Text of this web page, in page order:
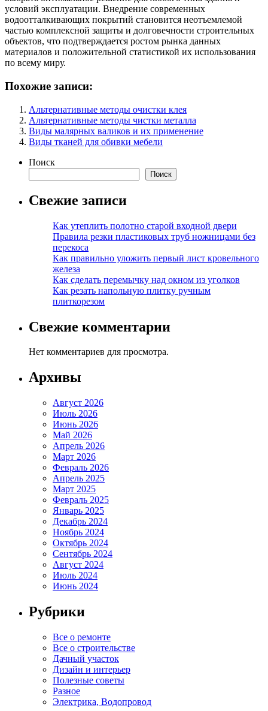
условий эксплуатации. Внедрение современных
водоотталкивающих покрытий становится неотъемлемой
частью комплексной защиты и долговечности строительных
объектов, что подтверждается ростом рынка данных
материалов и положительной статистикой их использования
по всему миру.
Похожие записи:
Альтернативные методы очистки клея
Альтернативные методы чистки металла
Виды малярных валиков и их применение
Виды тканей для обивки мебели
Поиск
Поиск
Свежие записи
Как утеплить полотно старой входной двери
Правила резки пластиковых труб ножницами без
перекоса
Как правильно уложить первый лист кровельного
железа
Как сделать перемычку над окном из уголков
Как резать напольную плитку ручным
плиткорезом
Свежие комментарии
Нет комментариев для просмотра.
Архивы
Август 2026
Июль 2026
Июнь 2026
Май 2026
Апрель 2026
Март 2026
Февраль 2026
Апрель 2025
Март 2025
Февраль 2025
Январь 2025
Декабрь 2024
Ноябрь 2024
Октябрь 2024
Сентябрь 2024
Август 2024
Июль 2024
Июнь 2024
Рубрики
Все о ремонте
Все о строительстве
Дачный участок
Дизайн и интерьер
Полезные советы
Разное
Электрика, Водопровод